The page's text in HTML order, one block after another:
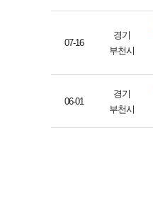
07-16
경기
부천시
06-01
경기
부천시